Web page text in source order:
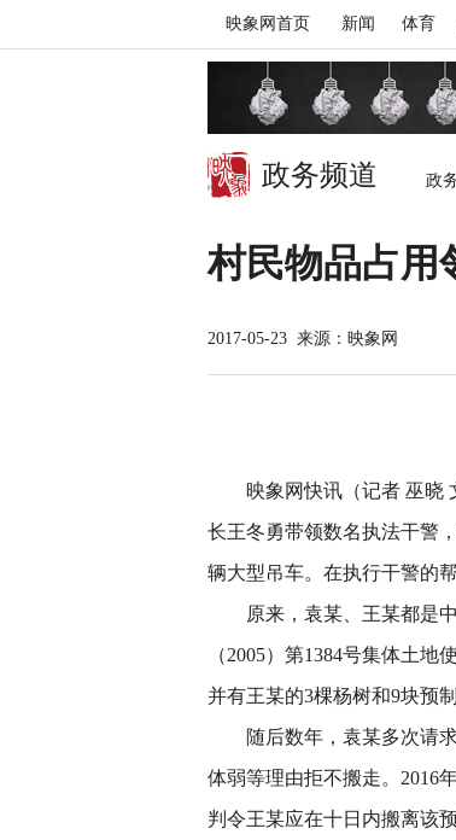
映象网首页 新闻 体育
政务频道 政
村民物品占用
2017-05-23 来源：映象网
映象网快讯（记者 巫晓
长王冬勇带领数名执法干警
辆大型吊车。在执行干警的
原来，袁某、王某都是
（2005）第1384号集体土
并有王某的3棵杨树和9块预制
随后数年，袁某多次请
体弱等理由拒不搬走。2016
判令王某应在十日内搬离该预